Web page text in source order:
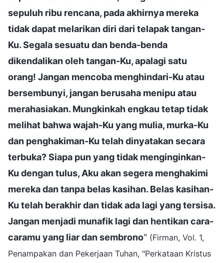
sepuluh ribu rencana, pada akhirnya mereka
tidak dapat melarikan diri dari telapak tangan-
Ku. Segala sesuatu dan benda-benda
dikendalikan oleh tangan-Ku, apalagi satu
orang! Jangan mencoba menghindari-Ku atau
bersembunyi, jangan berusaha menipu atau
merahasiakan. Mungkinkah engkau tetap tidak
melihat bahwa wajah-Ku yang mulia, murka-Ku
dan penghakiman-Ku telah dinyatakan secara
terbuka? Siapa pun yang tidak menginginkan-
Ku dengan tulus, Aku akan segera menghakimi
mereka dan tanpa belas kasihan. Belas kasihan-
Ku telah berakhir dan tidak ada lagi yang tersisa.
Jangan menjadi munafik lagi dan hentikan cara-
caramu yang liar dan sembrono" (Firman, Vol. 1,
Penampakan dan Pekerjaan Tuhan, "Perkataan Kristus